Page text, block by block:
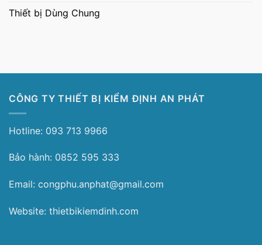
Thiết bị Dùng Chung
CÔNG TY THIẾT BỊ KIỂM ĐỊNH AN PHÁT
Hotline: 093 713 9966
Bảo hành: 0852 595 333
Email: congphu.anphat@gmail.com
Website: thietbikiemdinh.com